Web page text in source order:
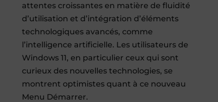
attentes croissantes en matière de fluidité
d’utilisation et d’intégration d’éléments
technologiques avancés, comme
l’intelligence artificielle. Les utilisateurs de
Windows 11, en particulier ceux qui sont
curieux des nouvelles technologies, se
montrent optimistes quant à ce nouveau
Menu Démarrer.